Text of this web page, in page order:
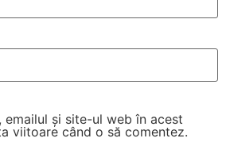
emailul și site-ul web în acest
viitoare când o să comentez.